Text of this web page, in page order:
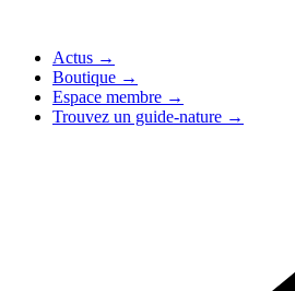
Actus →
Boutique →
Espace membre →
Trouvez un guide-nature →